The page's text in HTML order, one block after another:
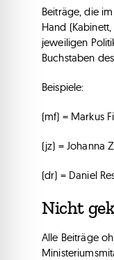
Beiträge, die
Hand
jeweiligen
Buchstaben
Beispiele:
(mf) = Markus
(jz) = Johanna
(dr) = Daniel
Nicht
Alle Beiträge